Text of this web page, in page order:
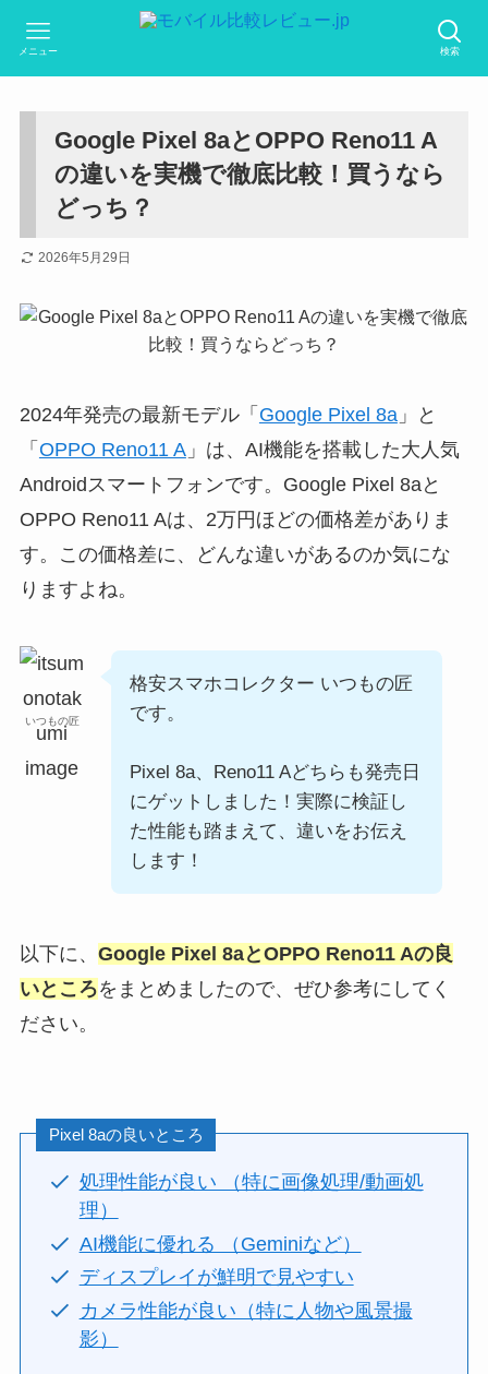
検索
メニュー
Google Pixel 8aとOPPO Reno11 A
の違いを実機で徹底比較！買うなら
どっち？
2026年5月29日
2024年発売の最新モデル「 Google Pixel 8a」と
「 OPPO Reno11 A」は、AI機能を搭載した大人気
Androidスマートフォンです。Google Pixel 8aと
OPPO Reno11 Aは、2万円ほどの価格差がありま
す。この価格差に、どんな違いがあるのか気にな
りますよね。
いつもの匠
格安スマホコレクター いつもの匠
です。
Pixel 8a、Reno11 Aどちらも発売日
にゲットしました！実際に検証し
た性能も踏まえて、違いをお伝え
します！
以下に、 Google Pixel 8aとOPPO Reno11 Aの良
いところをまとめましたので、ぜひ参考にしてく
ださい。
Pixel 8aの良いところ
処理性能が良い （特に画像処理/動画処
理）
AI機能に優れる （Geminiなど）
ディスプレイが鮮明で見やすい
カメラ性能が良い（特に人物や風景撮
影）